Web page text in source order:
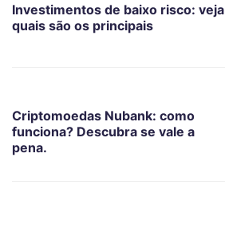
Investimentos de baixo risco: veja
quais são os principais
Criptomoedas Nubank: como
funciona? Descubra se vale a
pena.